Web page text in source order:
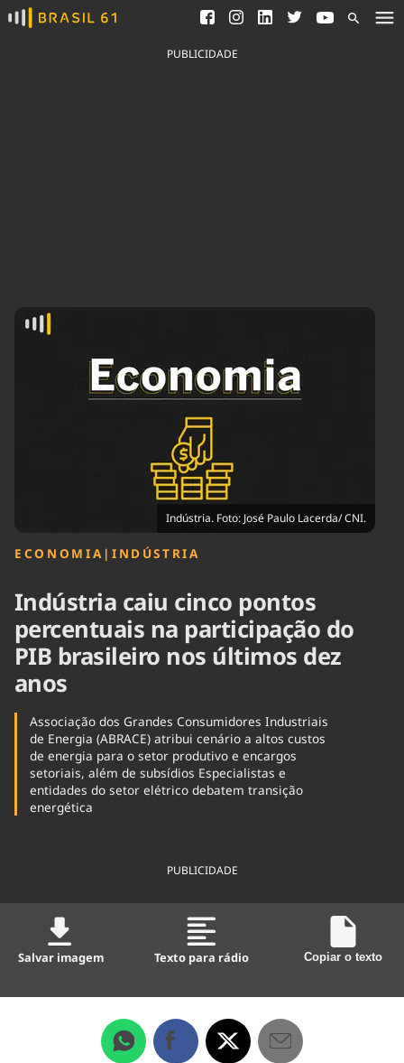
Ver todas as notícias
Saneamento
Indicadores
Agronegócios
Economia
Educação
Infraestrutura
Internacional
Podcast
Política
Saúde
PUBLICIDADE
Indústria. Foto: José Paulo Lacerda/ CNI.
ECONOMIA | INDÚSTRIA
Indústria caiu cinco pontos
percentuais na participação do
PIB brasileiro nos últimos dez
anos
Associação dos Grandes Consumidores Industriais
de Energia (ABRACE) atribui cenário a altos custos
de energia para o setor produtivo e encargos
setoriais, além de subsídios Especialistas e
entidades do setor elétrico debatem transição
energética
PUBLICIDADE
Salvar imagem Texto para rádio Copiar o texto